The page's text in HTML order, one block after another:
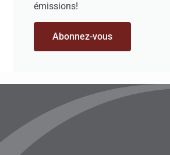
émissions!
Abonnez-vous